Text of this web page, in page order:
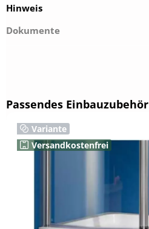
Hinweis
Dokumente
Produktgalerie überspringen
Passendes Einbauzubehör
Variante
Versandkostenfrei